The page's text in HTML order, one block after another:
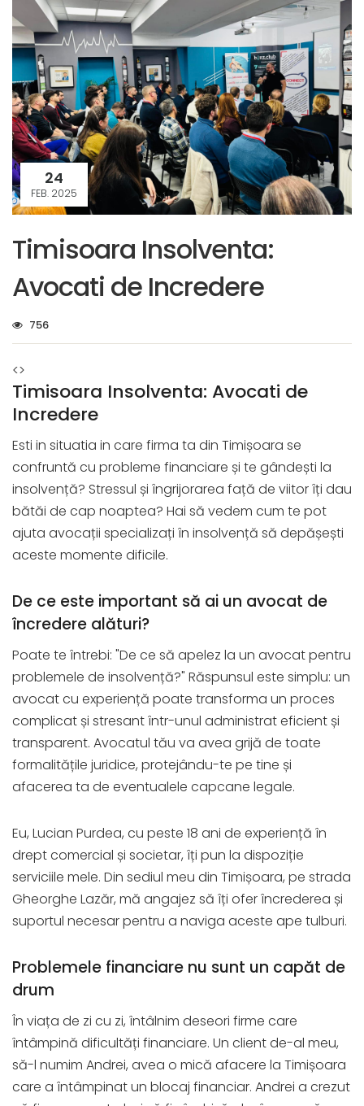
24
FEB. 2025
Timisoara Insolventa:
Avocati de Incredere
756
<>
Timisoara Insolventa: Avocati de
Incredere
Esti in situatia in care firma ta din Timișoara se
confruntă cu probleme financiare și te gândești la
insolvență? Stressul și îngrijorarea față de viitor îți dau
bătăi de cap noaptea? Hai să vedem cum te pot
ajuta avocații specializați în insolvență să depășești
aceste momente dificile.
De ce este important să ai un avocat de
încredere alături?
Poate te întrebi: "De ce să apelez la un avocat pentru
problemele de insolvență?" Răspunsul este simplu: un
avocat cu experiență poate transforma un proces
complicat și stresant într-unul administrat eficient și
transparent. Avocatul tău va avea grijă de toate
formalitățile juridice, protejându-te pe tine și
afacerea ta de eventualele capcane legale.
Eu, Lucian Purdea, cu peste 18 ani de experiență în
drept comercial și societar, îți pun la dispoziție
serviciile mele. Din sediul meu din Timișoara, pe strada
Gheorghe Lazăr, mă angajez să îți ofer încrederea și
suportul necesar pentru a naviga aceste ape tulburi.
Problemele financiare nu sunt un capăt de
drum
În viața de zi cu zi, întâlnim deseori firme care
întâmpină dificultăți financiare. Un client de-al meu,
să-l numim Andrei, avea o mică afacere la Timișoara
care a întâmpinat un blocaj financiar. Andrei a crezut